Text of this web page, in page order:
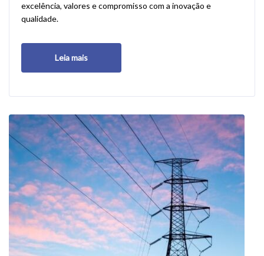
excelência, valores e compromisso com a inovação e
qualidade.
Leia mais